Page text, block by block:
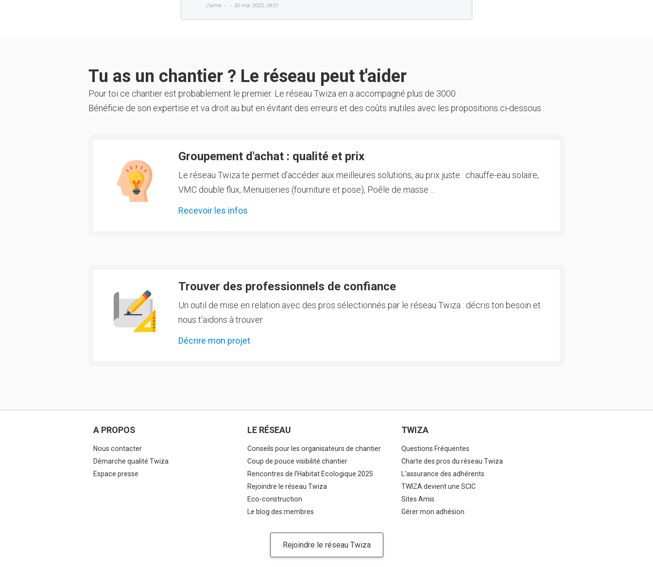
J'aime 30 mai 2025, 09:51
Tu as un chantier ? Le réseau peut t'aider
Pour toi ce chantier est probablement le premier. Le réseau Twiza en a accompagné plus de 3000.
Bénéficie de son expertise et va droit au but en évitant des erreurs et des coûts inutiles avec les propositions ci-dessous :
Groupement d'achat : qualité et prix
Le réseau Twiza te permet d'accéder aux meilleures solutions, au prix juste : chauffe-eau solaire,
VMC double flux, Menuiseries (fourniture et pose), Poêle de masse ...
Recevoir les infos
Trouver des professionnels de confiance
Un outil de mise en relation avec des pros sélectionnés par le réseau Twiza : décris ton besoin et
nous t'aidons à trouver.
Décrire mon projet
A PROPOS
Nous contacter
Démarche qualité Twiza
Espace presse
LE RÉSEAU
Conseils pour les organisateurs de chantier
Coup de pouce visibilité chantier
Rencontres de l'Habitat Ecologique 2025
Rejoindre le réseau Twiza
Eco-construction
Le blog des membres
TWIZA
Questions Fréquentes
Charte des pros du réseau Twiza
L'assurance des adhérents
TWIZA devient une SCIC
Sites Amis
Gérer mon adhésion
Rejoindre le réseau Twiza